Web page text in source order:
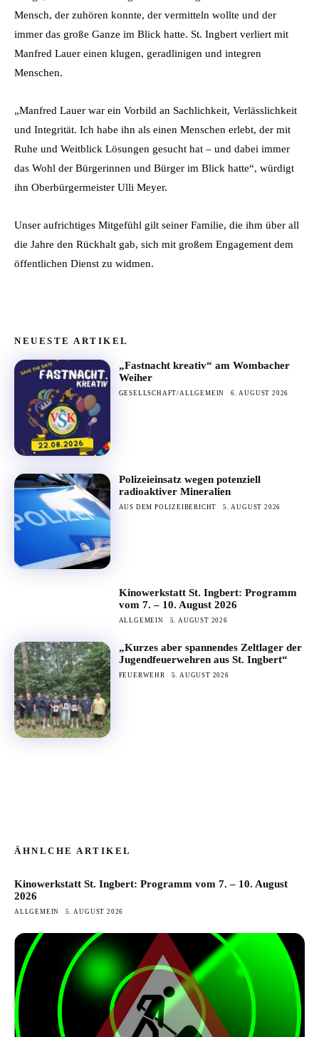
Mensch, der zuhören konnte, der vermitteln wollte und der
immer das große Ganze im Blick hatte. St. Ingbert verliert mit
Manfred Lauer einen klugen, geradlinigen und integren
Menschen.
„Manfred Lauer war ein Vorbild an Sachlichkeit, Verlässlichkeit
und Integrität. Ich habe ihn als einen Menschen erlebt, der mit
Ruhe und Weitblick Lösungen gesucht hat – und dabei immer
das Wohl der Bürgerinnen und Bürger im Blick hatte“, würdigt
ihn Oberbürgermeister Ulli Meyer.
Unser aufrichtiges Mitgefühl gilt seiner Familie, die ihm über all
die Jahre den Rückhalt gab, sich mit großem Engagement dem
öffentlichen Dienst zu widmen.
NEUESTE ARTIKEL
„Fastnacht kreativ“ am Wombacher
Weiher
GESELLSCHAFT/ALLGEMEIN 6. AUGUST 2026
Polizeieinsatz wegen potenziell
radioaktiver Mineralien
AUS DEM POLIZEIBERICHT 5. AUGUST 2026
Kinowerkstatt St. Ingbert: Programm
vom 7. – 10. August 2026
ALLGEMEIN 5. AUGUST 2026
„Kurzes aber spannendes Zeltlager der
Jugendfeuerwehren aus St. Ingbert“
FEUERWEHR 5. AUGUST 2026
ÄHNLCHE ARTIKEL
Kinowerkstatt St. Ingbert: Programm vom 7. – 10. August
2026
ALLGEMEIN 5. AUGUST 2026